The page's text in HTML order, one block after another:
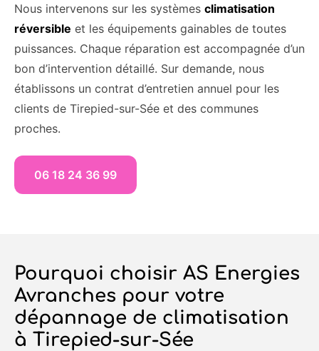
Nous intervenons sur les systèmes climatisation
réversible et les équipements gainables de toutes
puissances. Chaque réparation est accompagnée d’un
bon d’intervention détaillé. Sur demande, nous
établissons un contrat d’entretien annuel pour les
clients de Tirepied-sur-Sée et des communes
proches.
06 18 24 36 99
Pourquoi choisir AS Energies
Avranches pour votre
dépannage de climatisation
à Tirepied-sur-Sée